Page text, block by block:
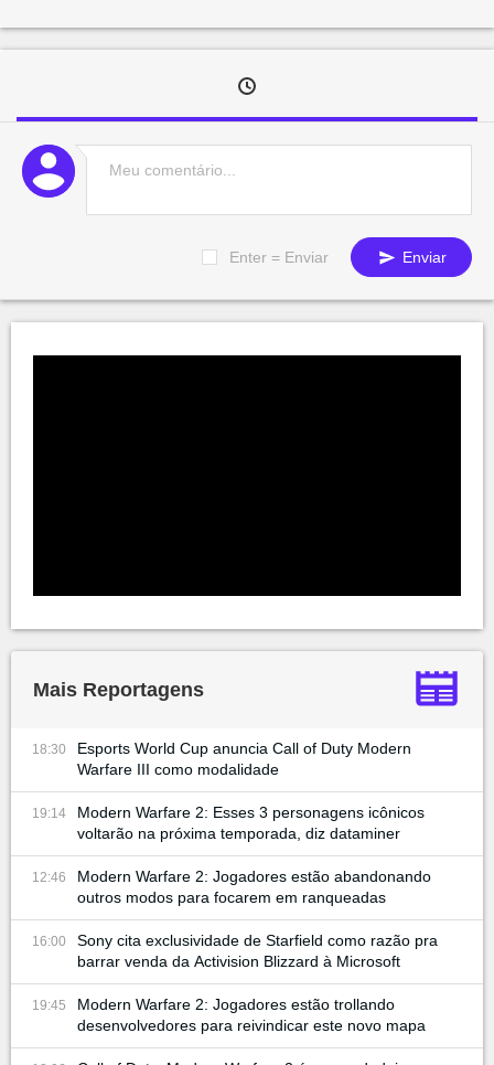
Enter = Enviar Enviar
Mais Reportagens
18:30
Esports World Cup anuncia Call of Duty Modern
Warfare III como modalidade
19:14
Modern Warfare 2: Esses 3 personagens icônicos
voltarão na próxima temporada, diz dataminer
12:46
Modern Warfare 2: Jogadores estão abandonando
outros modos para focarem em ranqueadas
16:00
Sony cita exclusividade de Starfield como razão pra
barrar venda da Activision Blizzard à Microsoft
19:45
Modern Warfare 2: Jogadores estão trollando
desenvolvedores para reivindicar este novo mapa